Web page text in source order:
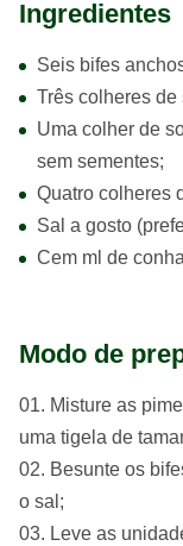
Ingredientes
Seis bifes
Três colheres
Uma colher de
sem sementes;
Quatro colheres
Sal a gosto
Cem ml de
Modo de
Misture as
uma tigela de
Besunte os
o sal;
Leve as